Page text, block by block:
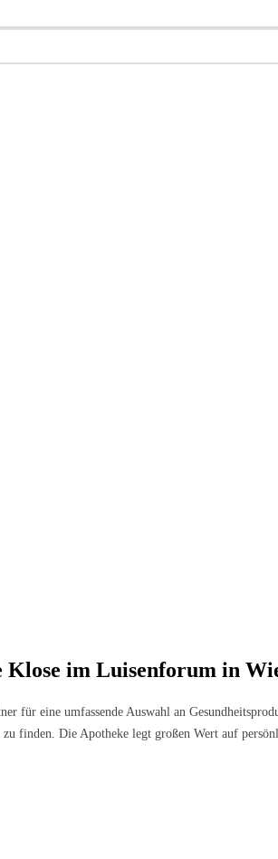
Klose im Luisenforum in
für eine umfassende Auswahl an
finden. Die Apotheke legt großen Wert auf